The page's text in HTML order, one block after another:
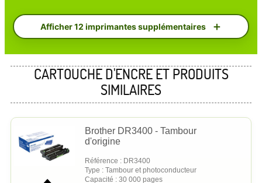
Afficher 12 imprimantes supplémentaires
CARTOUCHE D'ENCRE ET PRODUITS
SIMILAIRES
Brother DR3400 - Tambour
d'origine
Référence : DR3400
Type : Tambour et photoconducteur
Capacité : 30 000 pages